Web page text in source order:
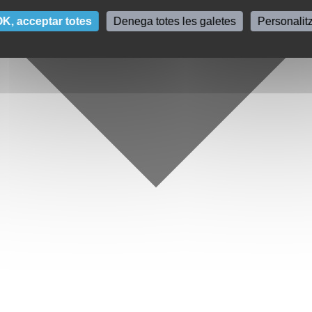
acceptar totes Denega totes les galetes